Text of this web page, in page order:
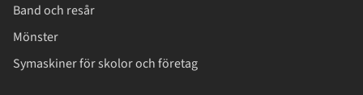
Band och resår
Mönster
Symaskiner för skolor och företag